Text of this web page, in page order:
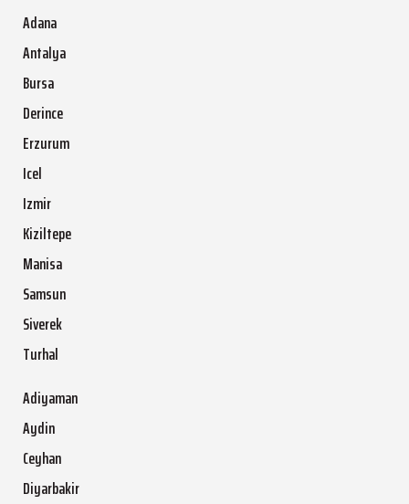
Adana
Antalya
Bursa
Derince
Erzurum
Icel
Izmir
Kiziltepe
Manisa
Samsun
Siverek
Turhal
Adiyaman
Aydin
Ceyhan
Diyarbakir